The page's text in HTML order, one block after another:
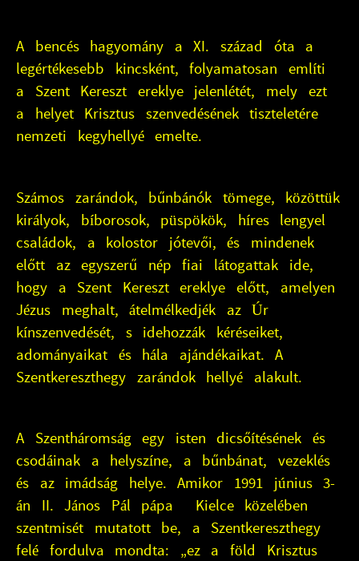
A bencés hagyomány a XI. század óta a
legértékesebb kincsként, folyamatosan említi
a Szent Kereszt ereklye jelenlétét, mely ezt
a helyet Krisztus szenvedésének tiszteletére
nemzeti kegyhellyé emelte.
Számos zarándok, bűnbánók tömege, közöttük
királyok, bíborosok, püspökök, híres lengyel
családok, a kolostor jótevői, és mindenek
előtt az egyszerű nép fiai látogattak ide,
hogy a Szent Kereszt ereklye előtt, amelyen
Jézus meghalt, átelmélkedjék az Úr
kínszenvedését, s idehozzák kéréseiket,
adományaikat és hála ajándékaikat. A
Szentkereszthegy zarándok hellyé alakult.
A Szentháromság egy isten dicsőítésének és
csodáinak a helyszíne, a bűnbánat, vezeklés
és az imádság helye. Amikor 1991 június 3-
án II. János Pál pápa Kielce közelében
szentmisét mutatott be, a Szentkereszthegy
felé fordulva mondta: „ez a föld Krisztus